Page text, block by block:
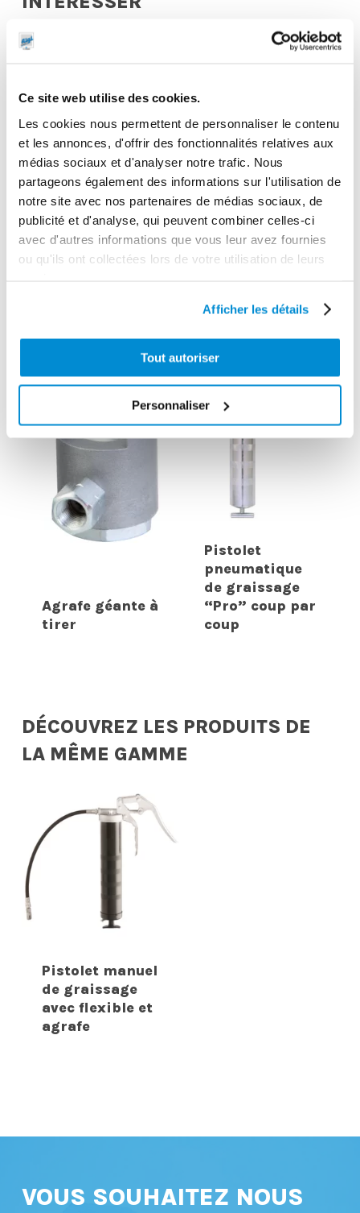
Ce site web utilise des cookies.
Les cookies nous permettent de personnaliser le contenu
et les annonces, d'offrir des fonctionnalités relatives aux
médias sociaux et d'analyser notre trafic. Nous
partageons également des informations sur l'utilisation de
notre site avec nos partenaires de médias sociaux, de
publicité et d'analyse, qui peuvent combiner celles-ci
avec d'autres informations que vous leur avez fournies
ou qu'ils ont collectées lors de votre utilisation de leurs
Afficher les détails
Tout autoriser
Personnaliser
Distributeur de
Embout pour
hydrauliques
Agrafe géante à
tirer
Pistolet
pneumatique
de graissage
“Pro” coup par
coup
DÉCOUVREZ LES PRODUITS DE
LA MÊME GAMME
Pistolet manuel
de graissage
avec flexible et
agrafe
VOUS SOUHAITEZ NOUS